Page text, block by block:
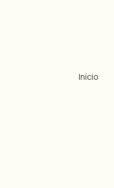
Início